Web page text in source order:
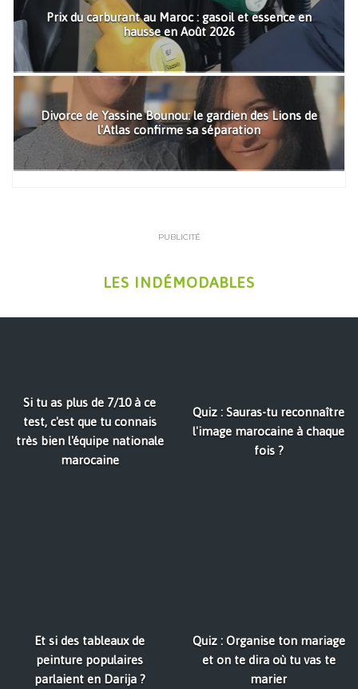
Prix du carburant au Maroc : gasoil et essence en
hausse en Août 2026
Divorce de Yassine Bounou: le gardien des Lions de
l'Atlas confirme sa séparation
PUBLICITÉ
LES INDÉMODABLES
Si tu as plus de 7/10 à ce
test, c'est que tu connais
très bien l'équipe nationale
marocaine
Quiz : Sauras-tu reconnaître
l'image marocaine à chaque
fois ?
Et si des tableaux de
peinture populaires
parlaient en Darija ?
Quiz : Organise ton mariage
et on te dira où tu vas te
marier